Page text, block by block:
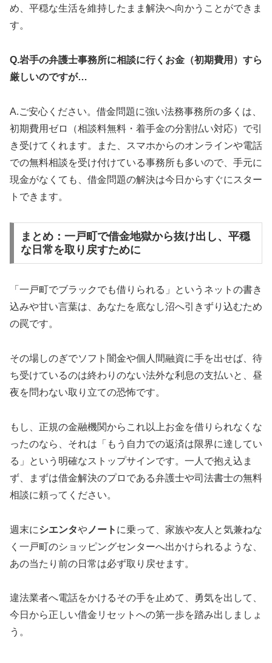
め、平穏な生活を維持したまま解決へ向かうことができま
す。
Q.岩手の弁護士事務所に相談に行くお金（初期費用）すら
厳しいのですが…
A.ご安心ください。借金問題に強い法務事務所の多くは、
初期費用ゼロ（相談料無料・着手金の分割払い対応）で引
き受けてくれます。また、スマホからのオンラインや電話
での無料相談を受け付けている事務所も多いので、手元に
現金がなくても、借金問題の解決は今日からすぐにスター
トできます。
まとめ：一戸町で借金地獄から抜け出し、平穏
な日常を取り戻すために
「一戸町でブラックでも借りられる」というネットの書き
込みや甘い言葉は、あなたを底なし沼へ引きずり込むため
の罠です。
その場しのぎでソフト闇金や個人間融資に手を出せば、待
ち受けているのは終わりのない法外な利息の支払いと、昼
夜を問わない取り立ての恐怖です。
もし、正規の金融機関からこれ以上お金を借りられなくな
ったのなら、それは「もう自力での返済は限界に達してい
る」という明確なストップサインです。一人で抱え込ま
ず、まずは借金解決のプロである弁護士や司法書士の無料
相談に頼ってください。
週末にシエンタや ノート に乗って、家族や友人と気兼ねな
く一戸町のショッピングセンターへ出かけられるような、
あの当たり前の日常は必ず取り戻せます。
違法業者へ電話をかけるその手を止めて、勇気を出して、
今日から正しい借金リセットへの第一歩を踏み出しましょ
う。